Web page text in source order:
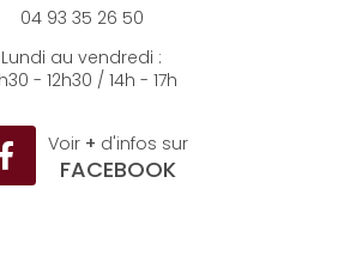
Lundi au vendredi :
Voir +d'infos sur